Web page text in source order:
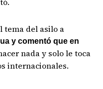
tema del asilo a
y comentó que en
nada y solo le toca
internacionales.